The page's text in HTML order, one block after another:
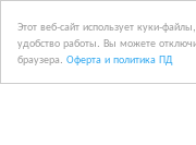
Этот веб-сайт использует куки-
удобство работы. Вы можете
браузера. Оферта и политика ПД